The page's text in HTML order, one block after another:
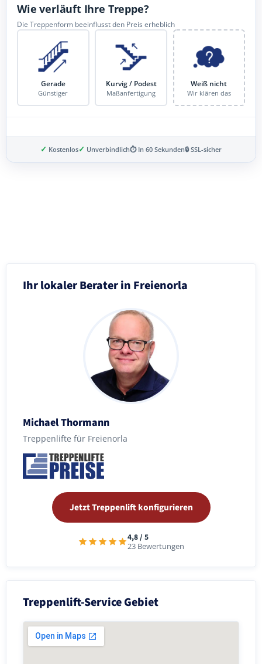
Wie verläuft Ihre Treppe?
Die Treppenform beeinflusst den Preis erheblich
Gerade
Günstiger
Kurvig / Podest
Maßanfertigung
Weiß nicht
Wir klären das
✓ Kostenlos✓ Unverbindlich⏱ In 60 Sekunden🔒 SSL-sicher
Ihr lokaler Berater in Freienorla
Michael Thormann
Treppenlifte für Freienorla
Jetzt Treppenlift konfigurieren
4,8 / 5
23 Bewertungen
Treppenlift-Service Gebiet